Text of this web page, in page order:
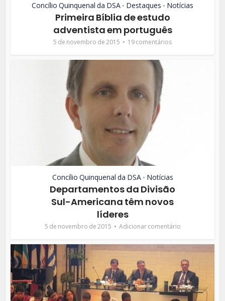
Concílio Quinquenal da DSA • Destaques • Notícias
Primeira Bíblia de estudo
adventista em português
5 de novembro de 2015 19 comentários
Concílio Quinquenal da DSA • Notícias
Departamentos da Divisão
Sul-Americana têm novos
líderes
5 de novembro de 2015 Adicionar comentário